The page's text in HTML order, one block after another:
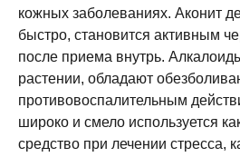
кожных заболеваниях. Аконит
быстро, становится активным
после приема внутрь.
растении, обладают
противовоспалительным
широко и смело используется
средство при лечении стресса,